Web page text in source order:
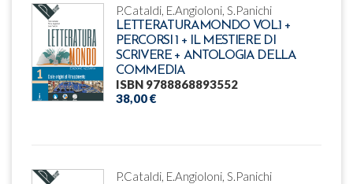
P.Cataldi, E.Angioloni, S.Panichi
LETTERATURAMONDO VOL.1 +
PERCORSI 1 + IL MESTIERE DI
SCRIVERE + ANTOLOGIA DELLA
COMMEDIA
ISBN 9788868893552
38,00 €
P.Cataldi, E.Angioloni, S.Panichi